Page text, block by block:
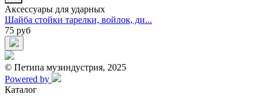
Аксессуары для ударных
Шайба стойки тарелки, войлок, ди...
75 руб
© Петипа музиндустрия, 2025
Powered by
Каталог